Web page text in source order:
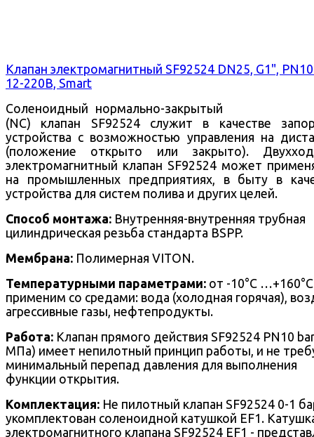
Клапан электромагнитный SF92524 DN25, G1",
12-220В, Smart
Соленоидный нормально-закрытый
(NC) клапан SF92524 служит в качестве
устройства с возможностью управления на
(положение открыто или закрыто).
электромагнитный клапан SF92524 может
на промышленных предприятиях, в быту в
устройства для систем полива и других целей.
Способ монтажа: Внутренняя-внутренняя трубная
цилиндрическая резьба стандарта BSPP.
Мембрана: Полимерная VITON.
Температурными параметрами: от -10°С …+160°С
применим со средами: вода (холодная горячая),
агрессивные газы, нефтепродукты.
Работа: Клапан прямого действия SF92524 PN10
МПа) имеет непилотный принцип работы, и не
минимальный перепад давления для выполнения
функции открытия.
Комплектация: Не пилотный клапан SF92524 0-1
укомплектован соленоидной катушкой EF1.
электромагнитного клапана SF92524 EF1 -